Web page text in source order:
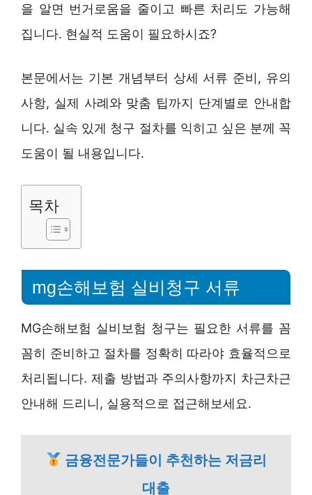
을 알면 번거로움을 줄이고 빠른 처리도 가능해
집니다. 현실적 도움이 필요하시죠?
본문에서는 기본 개념부터 상세 서류 준비, 유의
사항, 실제 사례와 맞춤 팁까지 단계별로 안내합
니다. 실속 있게 청구 절차를 익히고 싶은 분께 꼭
도움이 될 내용입니다.
목차
mg손해보험 실비청구 서류
MG손해보험 실비보험 청구는 필요한 서류를 꼼
꼼히 준비하고 절차를 정확히 따라야 효율적으로
처리됩니다. 제출 방법과 주의사항까지 차근차근
안내해 드리니, 실용적으로 접근해보세요.
금융전문가들이 추천하는 저금리
대출